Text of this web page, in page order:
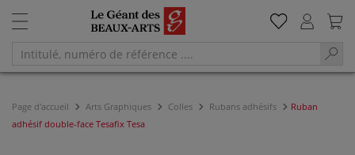
Page d'accueil Arts Graphiques Colles Rubans adhésifs
Ruban
adhésif double-face Tesafix Tesa